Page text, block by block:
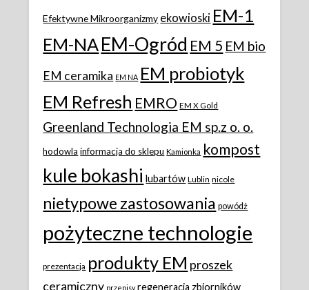
Efektywne Mikroorganizmy ekowioski EM-1
EM-NAEM-Ogród EM 5 EM bio
EM ceramika EM NA EM probiotyk
EM Refresh EMRO EM X Gold
Greenland Technologia EM sp.z o. o.
hodowla informacja do sklepu Kamionka kompost
kule bokashi lubartów Lublin nicole
nietypowe zastosowania powódż
pożyteczne technologie
prezentacja produkty EM proszek
ceramiczny przepisy regeneracja zbiorników